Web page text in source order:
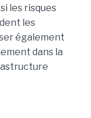
les risques
les
également
dans la